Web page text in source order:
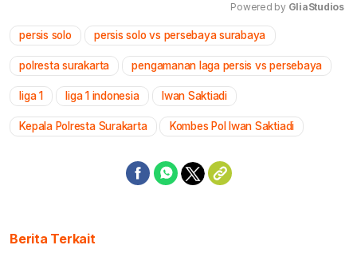
Powered by GliaStudios
persis solo persis solo vs persebaya surabaya
polresta surakarta pengamanan laga persis vs persebaya
liga 1 liga 1 indonesia Iwan Saktiadi
Kepala Polresta Surakarta Kombes Pol Iwan Saktiadi
Berita Terkait